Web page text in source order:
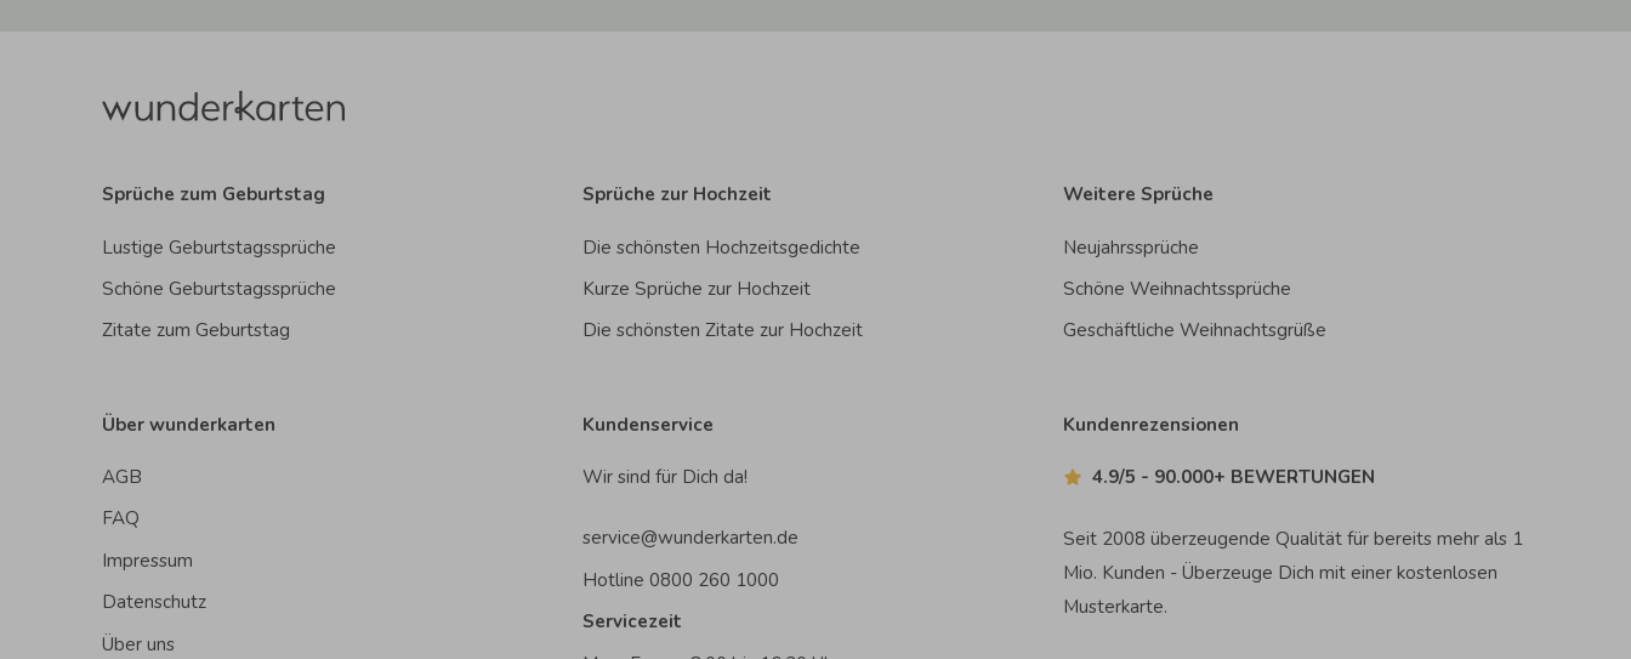
Sprüche zum Geburtstag
Lustige Geburtstagssprüche
Schöne Geburtstagssprüche
Zitate zum Geburtstag
Sprüche zur Hochzeit
Die schönsten Hochzeitsgedichte
Kurze Sprüche zur Hochzeit
Die schönsten Zitate zur Hochzeit
Weitere Sprüche
Neujahrssprüche
Schöne Weihnachtssprüche
Geschäftliche Weihnachtsgrüße
Über wunderkarten
AGB
FAQ
Impressum
Datenschutz
Über uns
Kundenservice
Wir sind für Dich da!
service@wunderkarten.de
Hotline 0800 260 1000
Servicezeit
Kundenrezensionen
4.9/5 - 90.000+ BEWERTUNGEN
Seit 2008 überzeugende Qualität für bereits mehr als 1
Mio. Kunden - Überzeuge Dich mit einer kostenlosen
Musterkarte.